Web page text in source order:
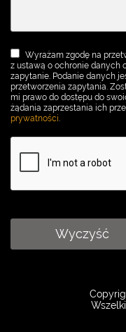
Wyrażam zgodę na
z ustawą o ochronie danych
zapytanie. Podanie danych
przetworzenia zapytania.
mi prawo do dostępu do
żądania zaprzestania ich
prywatności.
Wyczyść